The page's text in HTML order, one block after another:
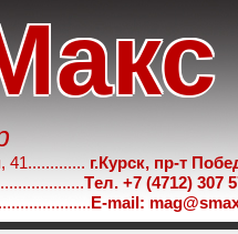
41............. г.Курск, пр-т
Tел. +7 (4712) 307
E-mail: